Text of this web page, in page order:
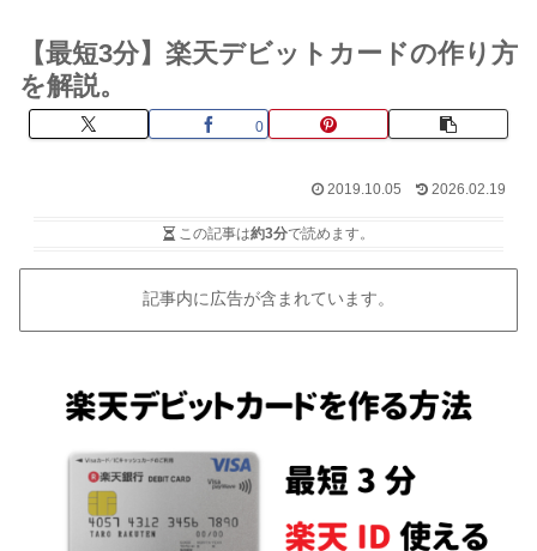
【最短3分】楽天デビットカードの作り方
を解説。
0
2019.10.05 2026.02.19
この記事は約3分で読めます。
記事内に広告が含まれています。